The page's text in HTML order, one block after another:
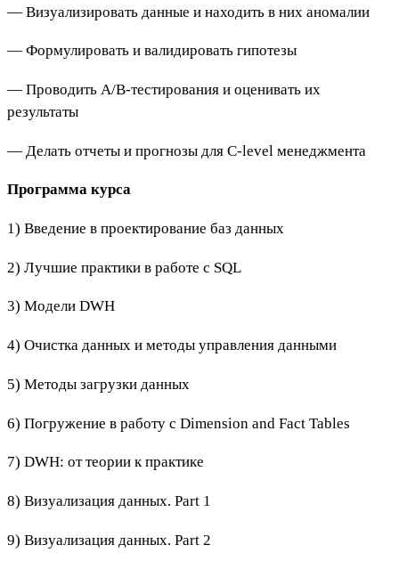
— Визуализировать данные и находить в них аномалии
— Формулировать и валидировать гипотезы
— Проводить А/В-тестирования и оценивать их
результаты
— Делать отчеты и прогнозы для C-level менеджмента
Программа курса
1) Введение в проектирование баз данных
2) Лучшие практики в работе с SQL
3) Модели DWH
4) Очистка данных и методы управления данными
5) Методы загрузки данных
6) Погружение в работу с Dimension and Fact Tables
7) DWH: от теории к практике
8) Визуализация данных. Part 1
9) Визуализация данных. Part 2